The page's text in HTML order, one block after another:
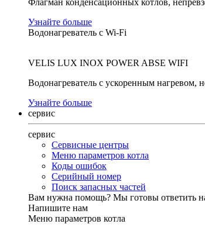
Флагман конденсационных котлов,
Узнайте больше
Водонагреватель с Wi-Fi
VELIS LUX INOX POWER ABSE WIFI
Водонагреватель с ускоренным
Узнайте больше
сервис
сервис
Сервисные центры
Меню параметров котла
Коды ошибок
Серийный номер
Поиск запасных частей
Вам нужна помощь? Мы готовы ответить
Напишите нам
Меню параметров котла